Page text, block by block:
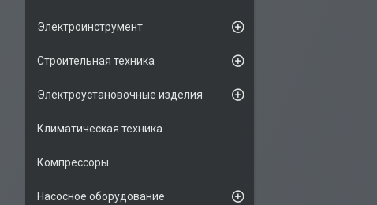
Электроинструмент
Строительная техника
Электроустановочные изделия
Климатическая техника
Компрессоры
Насосное оборудование